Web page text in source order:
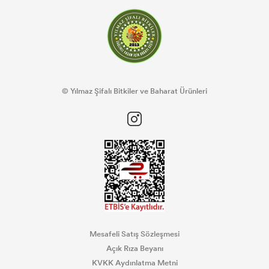
© Yılmaz Şifalı Bitkiler ve Baharat Ürünleri
Mesafeli Satış Sözleşmesi
Açık Rıza Beyanı
KVKK Aydınlatma Metni